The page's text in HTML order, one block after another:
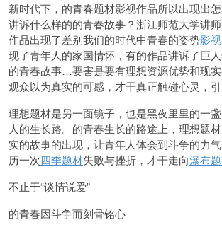
新时代下，的青春题材影视作品所以出现出
讲诉什么样的的青春故事？浙江师范大学讲
作品出现了差别我们的时代中青春的姿势影
现了青年人的家国情怀，有的作品讲诉了巨
的青春故事…要害是要有理想资源优势和现
观众以为真实的可感，才干真正触碰心灵，引
理想题材是另一面镜子，也是黑夜里里的一
人的生长路。的青春生长的路途上，理想题
实的故事的出现，让青年人体会到斗争的力
历一次四季题材失败与挫折，才干走向瀑布
不止于“谈情说爱”
的青春因斗争而刻骨铭心